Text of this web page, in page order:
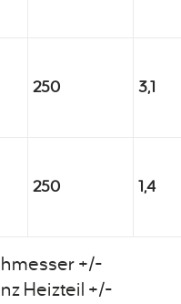
250 3,1
250 1,4
+/-
Heizteil +/-